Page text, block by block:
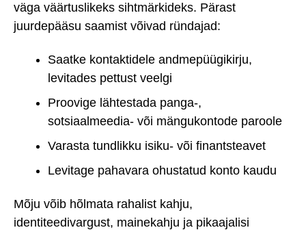
väga väärtuslikeks sihtmärkideks. Pärast
juurdepääsu saamist võivad ründajad:
Saatke kontaktidele andmepüügikirju,
levitades pettust veelgi
Proovige lähtestada panga-,
sotsiaalmeedia- või mängukontode paroole
Varasta tundlikku isiku- või finantsteavet
Levitage pahavara ohustatud konto kaudu
Mõju võib hõlmata rahalist kahju,
identiteedivargust, mainekahju ja pikaajalisi